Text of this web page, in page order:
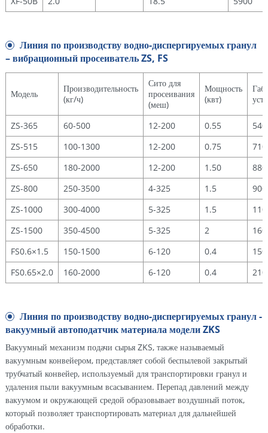
Линия по производству водно-диспергируемых гранул
– вибрационный просеиватель ZS, FS
Модель
Производительность
(кг/ч)
Сито для
просеивания
(меш)
Мощность
(квт)
ZS-365 60-500 12-200 0.55
ZS-515
100-1300 12-200 0.75
ZS-650
180-2000 12-200 1.50
ZS-800
250-3500 4-325 1.5
ZS-1000
300-4000 5-325 1.5
ZS-1500
350-4500 5-325 2
FS0.6×1.5
150-1500 6-120 0.4
FS0.65×2.0
160-2000 6-120 0.4
Линия по производству водно-диспергируемых гранул -
вакуумный автоподатчик материала модели ZKS
Вакуумный механизм подачи сырья ZKS, также называемый
вакуумным конвейером, представляет собой беспылевой закрытый
трубчатый конвейер, используемый для транспортировки гранул и
удаления пыли вакуумным всасыванием. Перепад давлений между
вакуумом и окружающей средой образовывает воздушный поток,
который позволяет транспортировать материал для дальнейшей
обработки.